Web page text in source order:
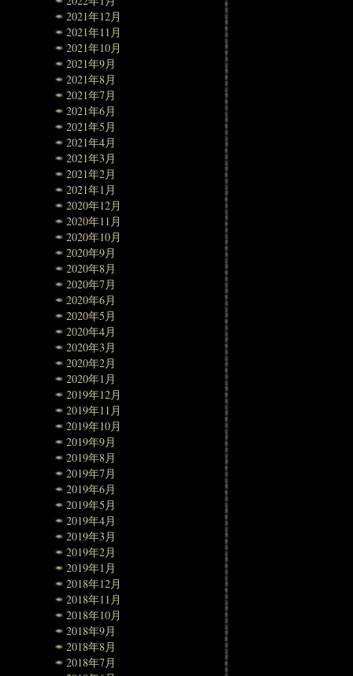
2021年12月
2021年11月
2021年10月
2021年9月
2021年8月
2021年7月
2021年6月
2021年5月
2021年4月
2021年3月
2021年2月
2021年1月
2020年12月
2020年11月
2020年10月
2020年9月
2020年8月
2020年7月
2020年6月
2020年5月
2020年4月
2020年3月
2020年2月
2020年1月
2019年12月
2019年11月
2019年10月
2019年9月
2019年8月
2019年7月
2019年6月
2019年5月
2019年4月
2019年3月
2019年2月
2019年1月
2018年12月
2018年11月
2018年10月
2018年9月
2018年8月
2018年7月